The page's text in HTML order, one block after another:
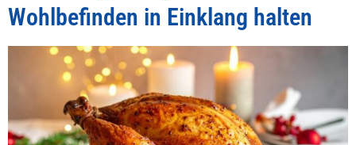
Wohlbefinden in Einklang halten